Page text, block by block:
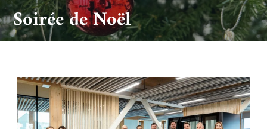
Soirée de Noël